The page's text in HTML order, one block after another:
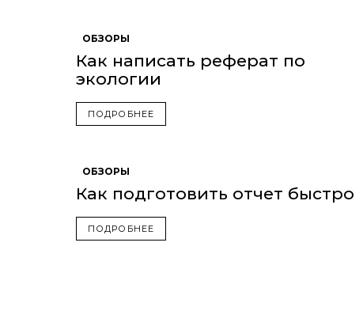
ОБЗОРЫ
Как написать реферат по
экологии
ПОДРОБНЕЕ
ОБЗОРЫ
Как подготовить отчет быстро
ПОДРОБНЕЕ